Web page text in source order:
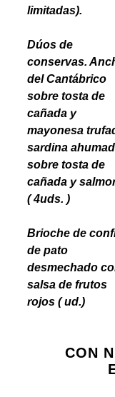
limitadas).
Dúos de
conservas.
del Cantábrico
sobre tosta de
cañada y
mayonesa
sardina
sobre tosta de
cañada y
( 4uds. )
Brioche de
de pato
desmechado
salsa de frutos
rojos ( ud.)
CON